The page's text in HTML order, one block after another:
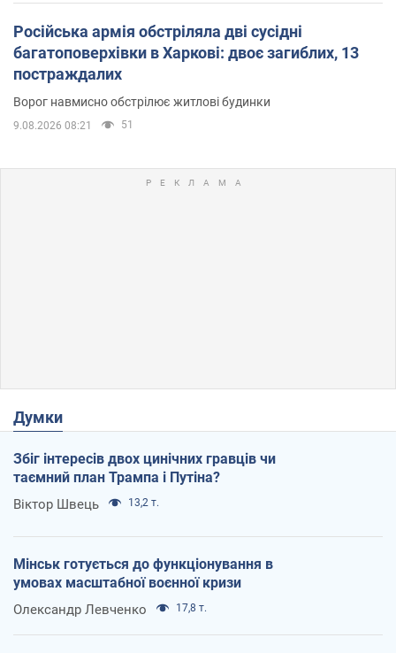
Російська армія обстріляла дві сусідні
багатоповерхівки в Харкові: двоє загиблих, 13
постраждалих
Ворог навмисно обстрілює житлові будинки
9.08.2026 08:21 51
Думки
Збіг інтересів двох цинічних гравців чи
таємний план Трампа і Путіна?
Віктор Швець 13,2 т.
Мінськ готується до функціонування в
умовах масштабної воєнної кризи
Олександр Левченко 17,8 т.